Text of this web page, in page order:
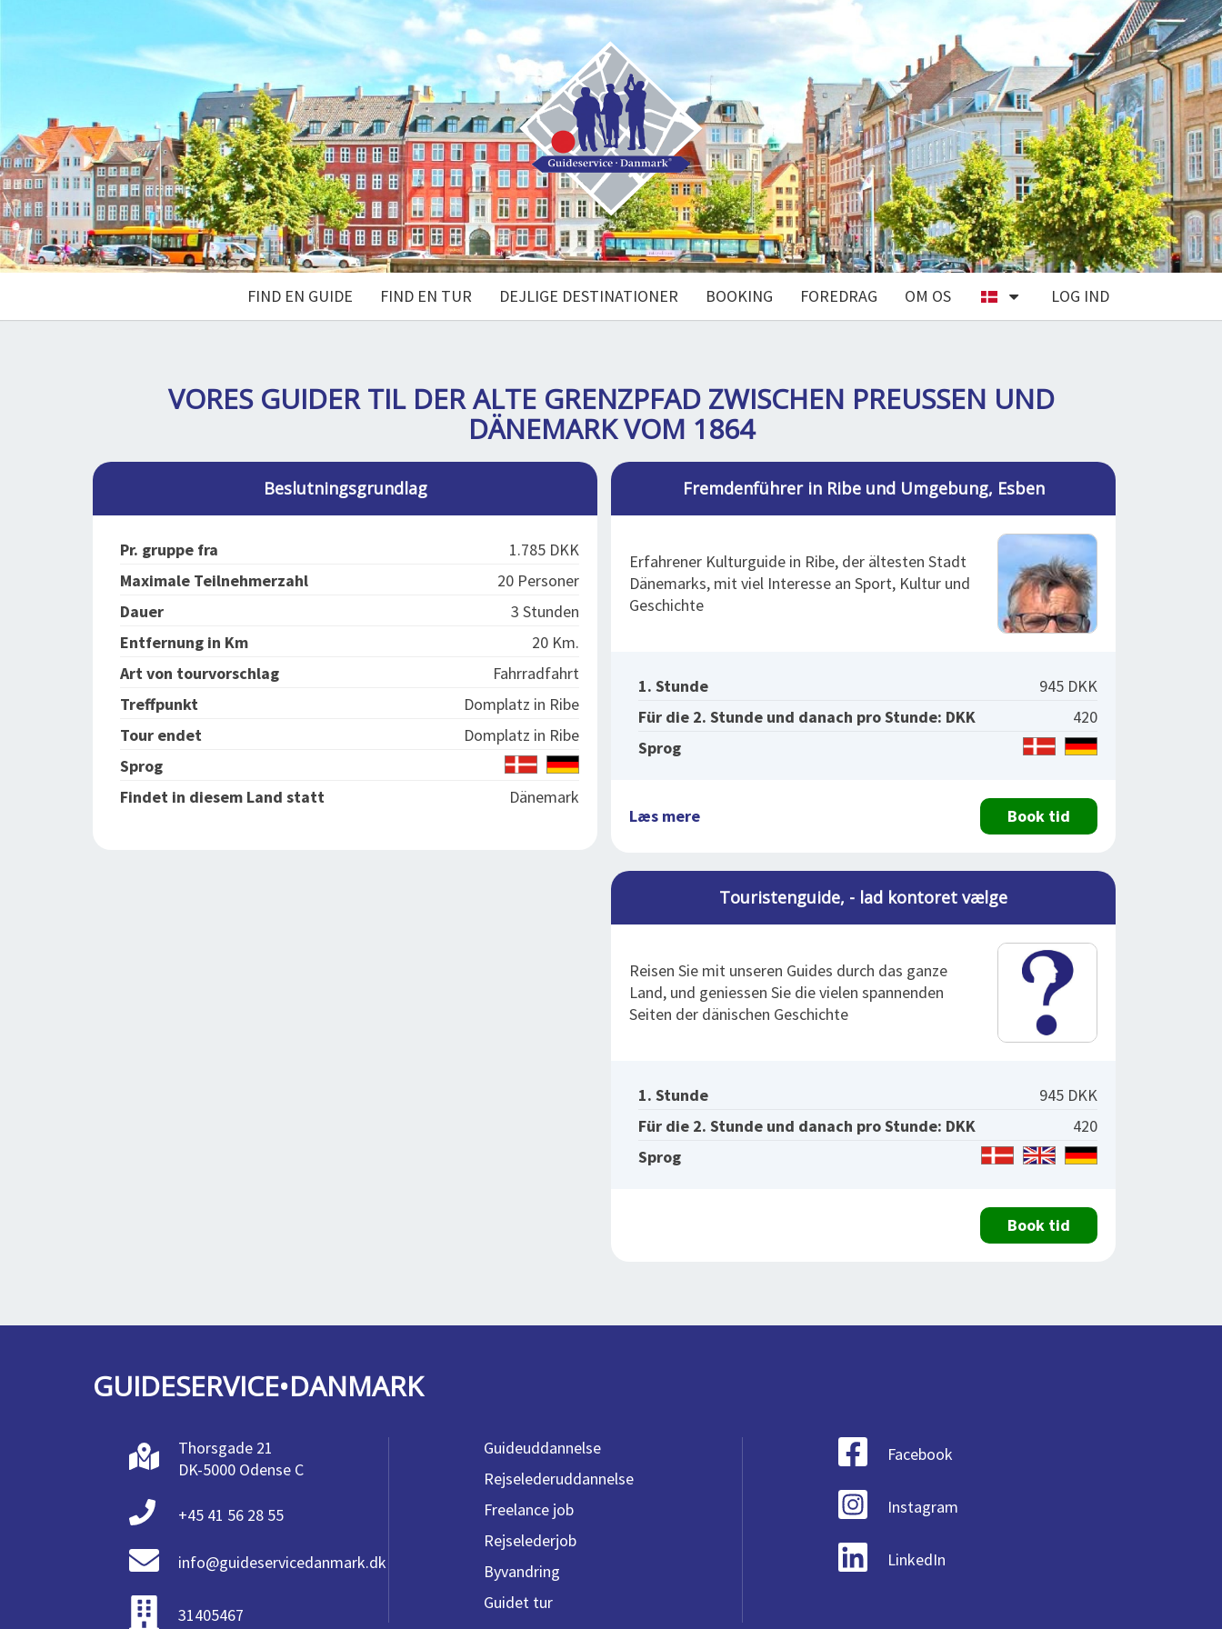
FIND EN GUIDE FIND EN TUR DEJLIGE DESTINATIONER BOOKING FOREDRAG OM OS LOG IND
VORES GUIDER TIL DER ALTE GRENZPFAD ZWISCHEN PREUSSEN UND
DÄNEMARK VOM 1864
Beslutningsgrundlag
Pr. gruppe fra
1.785 DKK
Maximale Teilnehmerzahl
20 Personer
Dauer
3 Stunden
Entfernung in Km
20 Km.
Art von tourvorschlag
Fahrradfahrt
Treffpunkt
Domplatz in Ribe
Tour endet
Domplatz in Ribe
Sprog
Findet in diesem Land statt
Dänemark
Fremdenführer in Ribe und Umgebung, Esben
Erfahrener Kulturguide in Ribe, der ältesten Stadt
Dänemarks, mit viel Interesse an Sport, Kultur und
Geschichte
1. Stunde
945 DKK
Für die 2. Stunde und danach pro Stunde: DKK
420
Sprog
Læs mere Book tid
Touristenguide, - lad kontoret vælge
Reisen Sie mit unseren Guides durch das ganze
Land, und geniessen Sie die vielen spannenden
Seiten der dänischen Geschichte
1. Stunde
945 DKK
Für die 2. Stunde und danach pro Stunde: DKK
420
Sprog
Book tid
GUIDESERVICE•DANMARK
Thorsgade 21
DK-5000 Odense C
+45 41 56 28 55
info@guideservicedanmark.dk
31405467
Guideuddannelse
Rejselederuddannelse
Freelance job
Rejselederjob
Byvandring
Guidet tur
Facebook
Instagram
LinkedIn